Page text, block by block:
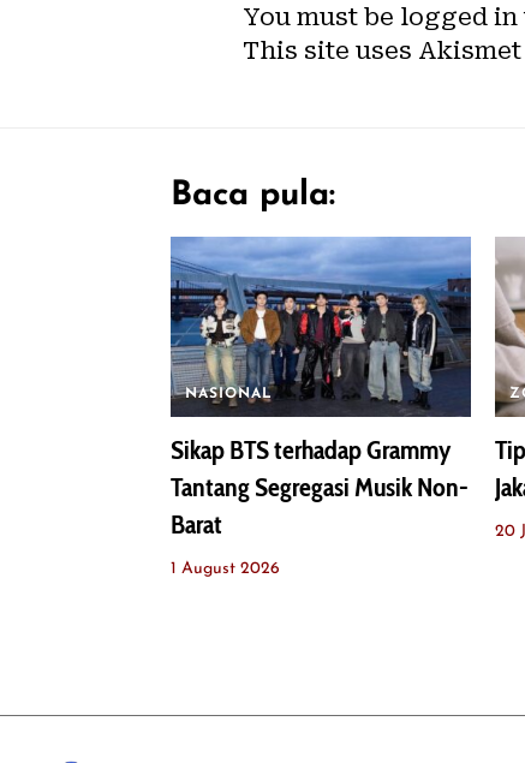
You must be logged in
This site uses
Baca pula:
NASIONAL
Sikap BTS terhadap Grammy
Tantang Segregasi Musik Non-
Barat
1 August 2026
20